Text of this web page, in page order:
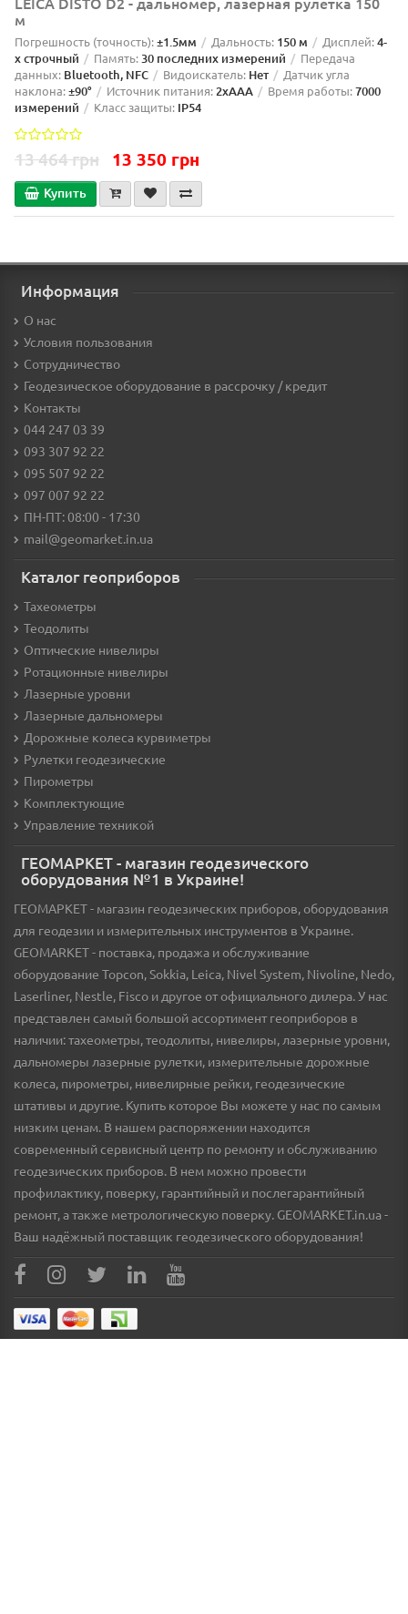
м
Погрешность (точность):±1.5мм Дальность: 150 м Дисплей:4-
х строчный
Память:30 последних измерений
Передача
данных: Bluetooth, NFC Видоискатель: Нет
Датчик угла
наклона:±90° Источник питания:2xAAA Время работы:7000
измерений
Класс защиты: IP54
13 464 грн 13 350 грн
Купить
Информация
О нас
Условия пользования
Сотрудничество
Геодезическое оборудование в рассрочку / кредит
Контакты
044 247 03 39
093 307 92 22
095 507 92 22
097 007 92 22
ПН-ПТ: 08:00 - 17:30
mail@geomarket.in.ua
Каталог геоприборов
Тахеометры
Теодолиты
Оптические нивелиры
Ротационные нивелиры
Лазерные уровни
Лазерные дальномеры
Дорожные колеса курвиметры
Рулетки геодезические
Пирометры
Комплектующие
Управление техникой
ГЕОМАРКЕТ - магазин геодезического
оборудования №1 в Украине!
ГЕОМАРКЕТ - магазин геодезических приборов, оборудования
для геодезии и измерительных инструментов в Украине.
GEOMARKET - поставка, продажа и обслуживание
оборудование Topcon, Sokkia, Leica, Nivel System, Nivoline, Nedo,
Laserliner, Nestle, Fisco и другое от официального дилера. У нас
представлен самый большой ассортимент геоприборов в
наличии: тахеометры, теодолиты, нивелиры, лазерные уровни,
дальномеры лазерные рулетки, измерительные дорожные
колеса, пирометры, нивелирные рейки, геодезические
штативы и другие. Купить которое Вы можете у нас по самым
низким ценам. В нашем распоряжении находится
современный сервисный центр по ремонту и обслуживанию
геодезических приборов. В нем можно провести
профилактику, поверку, гарантийный и послегарантийный
ремонт, а также метрологическую поверку. GEOMARKET.in.ua -
Ваш надёжный поставщик геодезического оборудования!